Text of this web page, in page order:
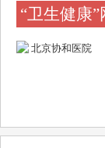
“卫生健康